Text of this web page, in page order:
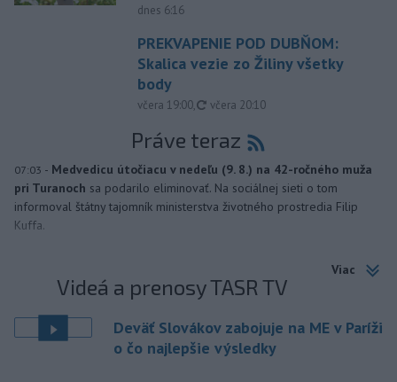
dnes 6:16
PREKVAPENIE POD DUBŇOM:
Skalica vezie zo Žiliny všetky
body
včera 19:00, aktualizované
včera 20:10
Práve teraz
07:03 - Medvedicu útočiacu v nedeľu (9. 8.) na 42-ročného muža
pri Turanoch sa podarilo eliminovať. Na sociálnej sieti o tom
informoval štátny tajomník ministerstva životného prostredia Filip
Kuffa.
Viac
Videá a prenosy TASR TV
Deväť Slovákov zabojuje na ME v Paríži
o čo najlepšie výsledky